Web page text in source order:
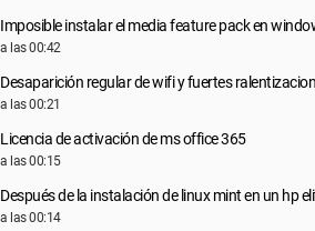
Imposible instalar el media feature pack en
a las 00:42
Desaparición regular de wifi y fuertes
a las 00:21
Licencia de activación de ms office 365
a las 00:15
Después de la instalación de linux mint en un hp
a las 00:14